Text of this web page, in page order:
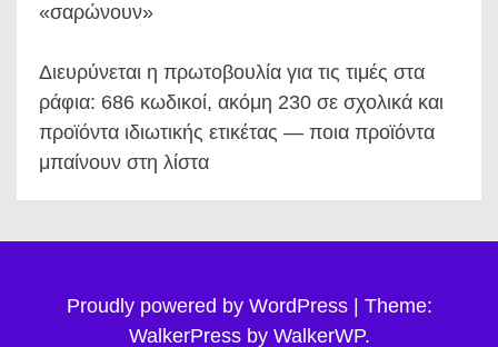
«σαρώνουν»
Διευρύνεται η πρωτοβουλία για τις τιμές στα
ράφια: 686 κωδικοί, ακόμη 230 σε σχολικά και
προϊόντα ιδιωτικής ετικέτας — ποια προϊόντα
μπαίνουν στη λίστα
Proudly powered by WordPress
Theme:
WalkerPress by WalkerWP.